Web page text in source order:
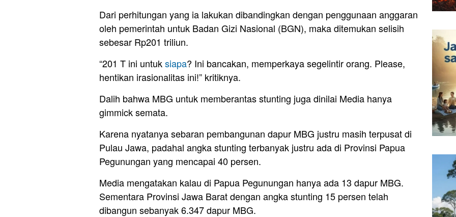
Dari perhitungan yang ia lakukan dibandingkan dengan penggunaan anggaran
oleh pemerintah untuk Badan Gizi Nasional (BGN), maka ditemukan selisih
sebesar Rp201 triliun.
“201 T ini untuksiapa? Ini bancakan, memperkaya segelintir orang. Please,
hentikan irasionalitas ini!” kritiknya.
Dalih bahwa MBG untuk memberantas stunting juga dinilai Media hanya
gimmick semata.
Karena nyatanya sebaran pembangunan dapur MBG justru masih terpusat di
Pulau Jawa, padahal angka stunting terbanyak justru ada di Provinsi Papua
Pegunungan yang mencapai 40 persen.
Media mengatakan kalau di Papua Pegunungan hanya ada 13 dapur MBG.
Sementara Provinsi Jawa Barat dengan angka stunting 15 persen telah
dibangun sebanyak 6.347 dapur MBG.